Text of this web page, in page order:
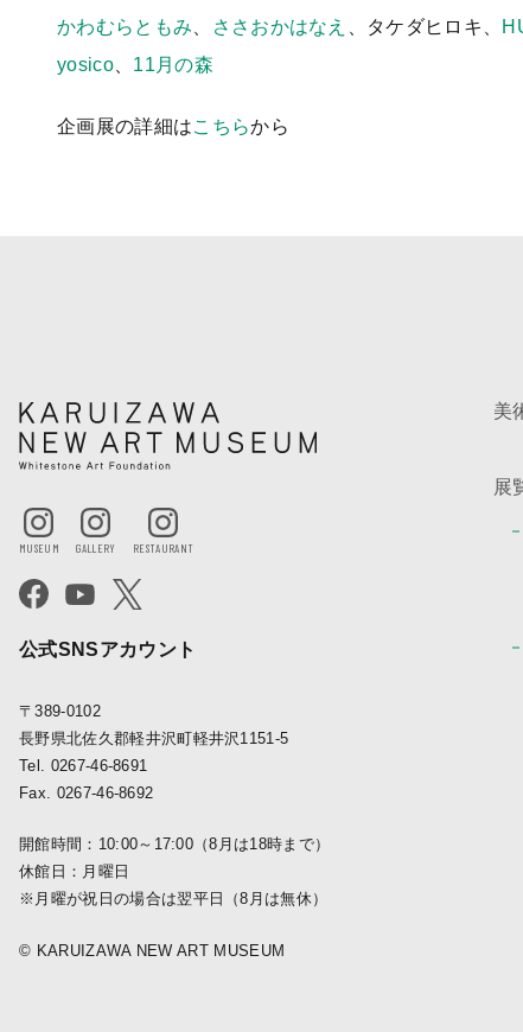
かわむらともみ
ささおかはなえ 、タケダヒロキ、
yosico、 11月の森
企画展の詳細はこちらから
公式SNSアカウント
〒389-0102
長野県北佐久郡軽井沢町軽井沢1151-5
Tel. 0267-46-8691
Fax. 0267-46-8692
開館時間：10:00～17:00（8月は18時まで）
休館日：月曜日
※月曜が祝日の場合は翌平日（8月は無休）
© KARUIZAWA NEW ART MUSEUM
美
展